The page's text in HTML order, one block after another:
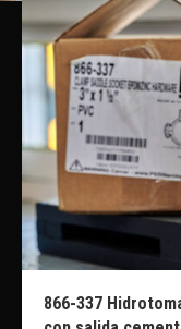
866-337